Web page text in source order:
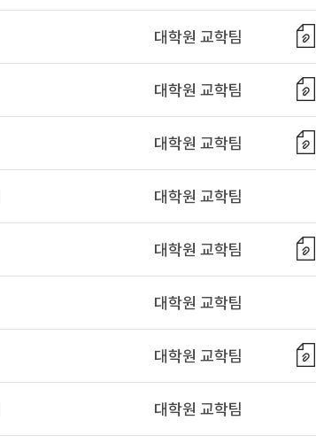
대학원 교학팀
대학원 교학팀
대학원 교학팀
대학원 교학팀
대학원 교학팀
대학원 교학팀
대학원 교학팀
대학원 교학팀